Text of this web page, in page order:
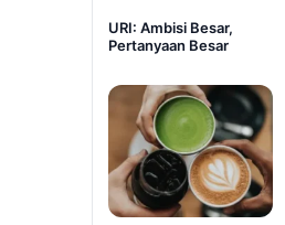
URI: Ambisi Besar,
Pertanyaan Besar